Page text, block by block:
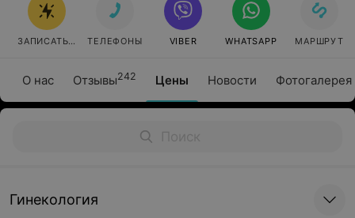
О нас Отзывы242 Цены Новости Фотогалерея
ЗАПИСАТЬСЯ ОНЛАЙН
ТЕЛЕФОНЫ VIBER WHATSAPP МАРШРУТ
Гинекология